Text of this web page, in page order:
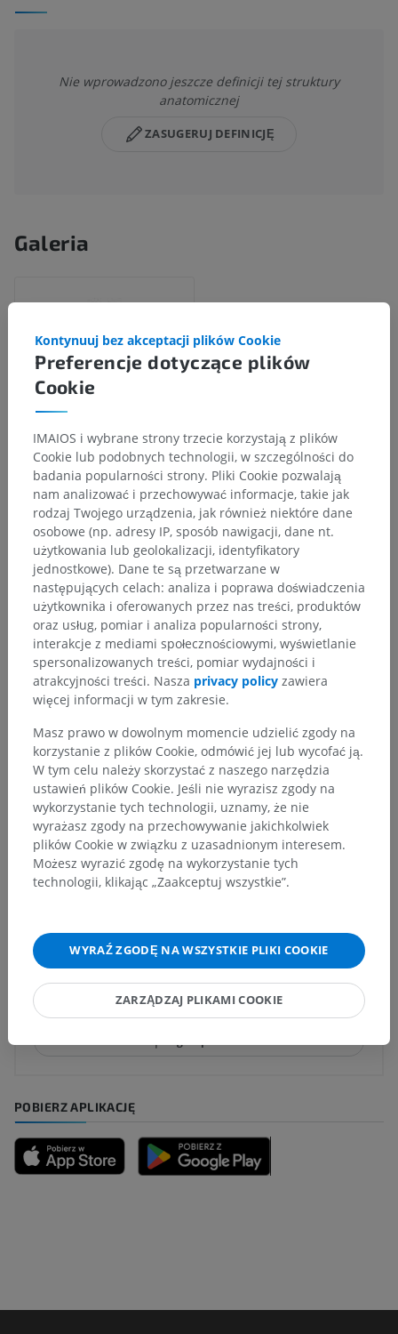
Nie wprowadzono jeszcze definicji tej struktury
anatomicznej
ZASUGERUJ DEFINICJĘ
Galeria
Hierarchia anatomiczna
Anatomia człowieka 1
Anatomia układu kostnego> Układ nerwowy>
Centralny system nerwowy> Rdzeń kręgowy>
Istota biała> Sznur tylny; sznur grzbietowy>
Pęczek pregrodowo-brzeżny
Powiązane struktury:Nie istnieją struktury powiązane
z tą częścią ciała
Neuroanatomia człowieka
Tłumaczenia
Zauważyłeś błąd?
Zachęcamy do przesyłania sugestii poprawek,
tłumaczeń lub innych treści, które przełożą się na
lepszą jakość materiałów.
POBIERZ APLIKACJĘ
Preferencje dotyczące plików
Cookie
Kontynuuj bez akceptacji plików Cookie
IMAIOS i wybrane strony trzecie korzystają z plików
Cookie lub podobnych technologii, w szczególności do
badania popularności strony. Pliki Cookie pozwalają
nam analizować i przechowywać informacje, takie jak
rodzaj Twojego urządzenia, jak również niektóre dane
osobowe (np. adresy IP, sposób nawigacji, dane nt.
użytkowania lub geolokalizacji, identyfikatory
jednostkowe). Dane te są przetwarzane w
następujących celach: analiza i poprawa doświadczenia
użytkownika i oferowanych przez nas treści, produktów
oraz usług, pomiar i analiza popularności strony,
interakcje z mediami społecznościowymi, wyświetlanie
spersonalizowanych treści, pomiar wydajności i
atrakcyjności treści. Nasza privacy policy zawiera
więcej informacji w tym zakresie.
Masz prawo w dowolnym momencie udzielić zgody na
korzystanie z plików Cookie, odmówić jej lub wycofać ją.
W tym celu należy skorzystać z naszego narzędzia
ustawień plików Cookie. Jeśli nie wyrazisz zgody na
wykorzystanie tych technologii, uznamy, że nie
wyrażasz zgody na przechowywanie jakichkolwiek
plików Cookie w związku z uzasadnionym interesem.
Możesz wyrazić zgodę na wykorzystanie tych
technologii, klikając „Zaakceptuj wszystkie”.
WYRAŹ ZGODĘ NA WSZYSTKIE PLIKI COOKIE
ZARZĄDZAJ PLIKAMI COOKIE